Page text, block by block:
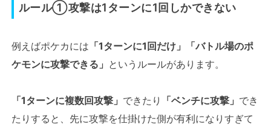
ルール①攻撃は1ターンに1回しかできない
例えばポケカには 「1ターンに1回だけ」「バトル場のポ
ケモンに攻撃できる」 というルールがあります。
「1ターンに複数回攻撃」 できたり 「ベンチに攻撃」 でき
たりすると、先に攻撃を仕掛けた側が有利になりすぎて